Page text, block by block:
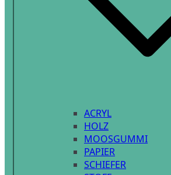
ACRYL
HOLZ
MOOSGUMMI
PAPIER
SCHIEFER